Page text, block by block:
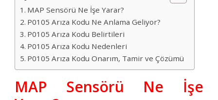
MAP Sensörü Ne İşe Yarar?
P0105 Arıza Kodu Ne Anlama Geliyor?
P0105 Arıza Kodu Belirtileri
P0105 Arıza Kodu Nedenleri
P0105 Arıza Kodu Onarım, Tamir ve Çözümü
MAP Sensörü Ne İşe